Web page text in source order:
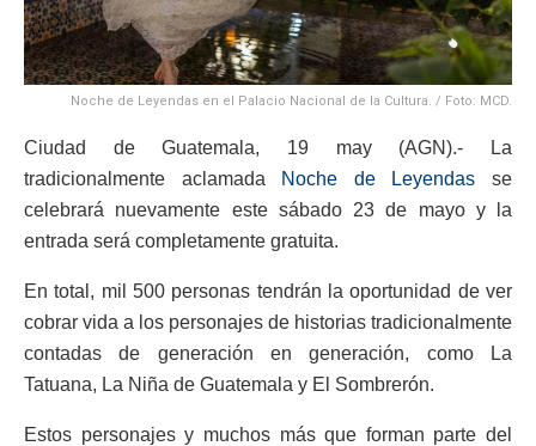
Noche de Leyendas en el Palacio Nacional de la Cultura. / Foto: MCD.
Ciudad de Guatemala, 19 may (AGN).- La
tradicionalmente aclamada Noche de Leyendas se
celebrará nuevamente este sábado 23 de mayo y la
entrada será completamente gratuita.
En total, mil 500 personas tendrán la oportunidad de ver
cobrar vida a los personajes de historias tradicionalmente
contadas de generación en generación, como La
Tatuana, La Niña de Guatemala y El Sombrerón.
Estos personajes y muchos más que forman parte del